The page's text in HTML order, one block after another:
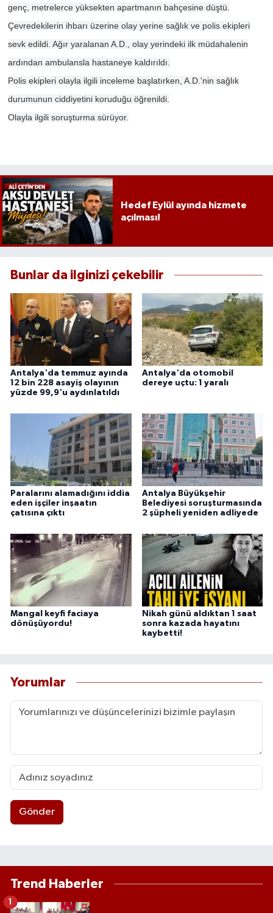
genç, metrelerce yüksekten apartmanın bahçesine düştü.
Çevredekilerin ihbarı üzerine olay yerine sağlık ve polis ekipleri
sevk edildi. Ağır yaralanan A.D., olay yerindeki ilk müdahalenin
ardından ambulansla hastaneye kaldırıldı.
Polis ekipleri olayla ilgili inceleme başlatırken, A.D.'nin sağlık
durumunun ciddiyetini koruduğu öğrenildi.
Olayla ilgili soruşturma sürüyor.
Hedef Eylül ayında hizmete
açılması!
Bunlar da ilginizi çekebilir
Antalya'da temmuz ayında
12 bin 228 asayiş olayının
yüzde 99,9'u aydınlatıldı
Antalya'da otomobil
dereye uçtu: 1 yaralı
Paralarını alamadığını iddia
eden işçiler inşaatın
çatısına çıktı
Antalya Büyükşehir
Belediyesi soruşturmasında
2 şüpheli yeniden adliyede
Mangal keyfi faciaya
dönüşüyordu!
Nikah günü aldıktan 1 saat
sonra kazada hayatını
kaybetti!
Yorumlar
Gönder
Trend Haberler
1